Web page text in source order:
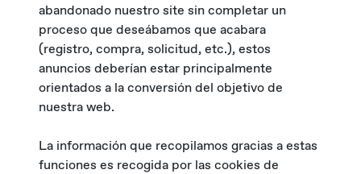
abandonado nuestro site sin completar un
proceso que deseábamos que acabara
(registro, compra, solicitud, etc.), estos
anuncios deberían estar principalmente
orientados a la conversión del objetivo de
nuestra web.
La información que recopilamos gracias a estas
funciones es recogida por las cookies de